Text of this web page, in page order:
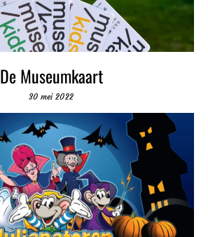
De Museumkaart
30 mei 2022